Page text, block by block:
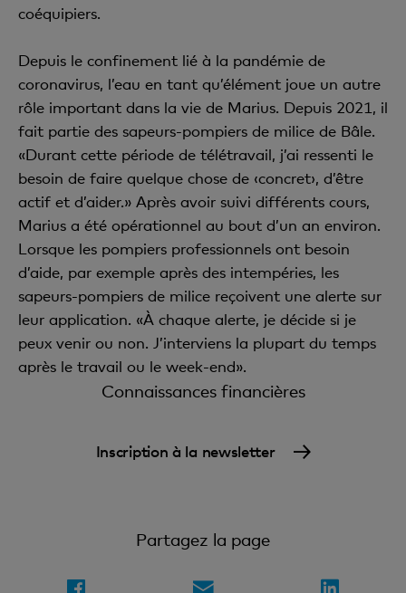
coéquipiers.
Depuis le confinement lié à la pandémie de
coronavirus, l’eau en tant qu’élément joue un autre
rôle important dans la vie de Marius. Depuis 2021, il
fait partie des sapeurs-pompiers de milice de Bâle.
«Durant cette période de télétravail, j’ai ressenti le
besoin de faire quelque chose de ‹concret›, d’être
actif et d’aider.» Après avoir suivi différents cours,
Marius a été opérationnel au bout d’un an environ.
Lorsque les pompiers professionnels ont besoin
d’aide, par exemple après des intempéries, les
sapeurs-pompiers de milice reçoivent une alerte sur
leur application. «À chaque alerte, je décide si je
peux venir ou non. J’interviens la plupart du temps
après le travail ou le week-end».
Connaissances financières
Inscription à la newsletter
Partagez la page